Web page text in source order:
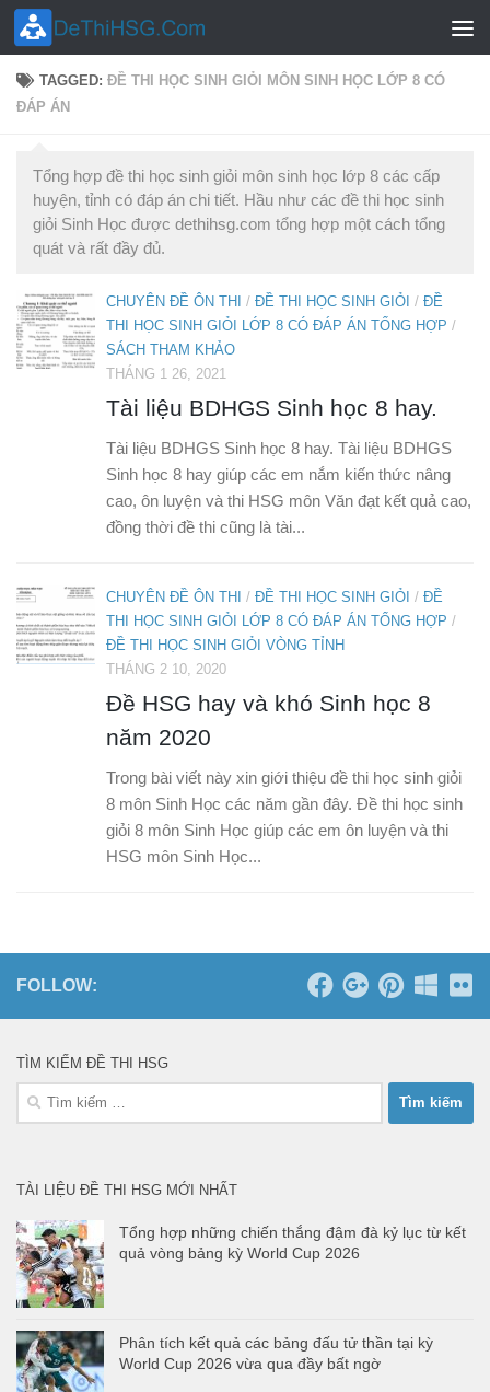
Skip to content
TAGGED:ĐỀ THI HỌC SINH GIỎI MÔN SINH HỌC LỚP 8 CÓ
ĐÁP ÁN
Tổng hợp đề thi học sinh giỏi môn sinh học lớp 8 các cấp
huyện, tỉnh có đáp án chi tiết. Hầu như các đề thi học sinh
giỏi Sinh Học được dethihsg.com tổng hợp một cách tổng
quát và rất đầy đủ.
CHUYÊN ĐỀ ÔN THI / ĐỀ THI HỌC SINH GIỎI / ĐỀ
THI HỌC SINH GIỎI LỚP 8 CÓ ĐÁP ÁN TỔNG HỢP /
SÁCH THAM KHẢO
THÁNG 1 26, 2021
Tài liệu BDHGS Sinh học 8 hay.
Tài liệu BDHGS Sinh học 8 hay. Tài liệu BDHGS
Sinh học 8 hay giúp các em nắm kiến thức nâng
cao, ôn luyện và thi HSG môn Văn đạt kết quả cao,
đồng thời đề thi cũng là tài...
CHUYÊN ĐỀ ÔN THI / ĐỀ THI HỌC SINH GIỎI / ĐỀ
THI HỌC SINH GIỎI LỚP 8 CÓ ĐÁP ÁN TỔNG HỢP /
ĐỀ THI HỌC SINH GIỎI VÒNG TỈNH
THÁNG 2 10, 2020
Đề HSG hay và khó Sinh học 8
năm 2020
Trong bài viết này xin giới thiệu đề thi học sinh giỏi
8 môn Sinh Học các năm gần đây. Đề thi học sinh
giỏi 8 môn Sinh Học giúp các em ôn luyện và thi
HSG môn Sinh Học...
FOLLOW:
TÌM KIẾM ĐỀ THI HSG
Tìm
TÀI LIỆU ĐỀ THI HSG MỚI NHẤT
Tổng hợp những chiến thắng đậm đà kỷ lục từ kết
quả vòng bảng kỳ World Cup 2026
Phân tích kết quả các bảng đấu tử thần tại kỳ
World Cup 2026 vừa qua đầy bất ngờ